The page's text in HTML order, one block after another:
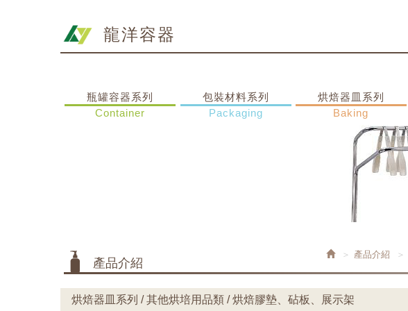
龍洋容器
瓶罐容器系列
Container
包裝材料系列
Packaging
烘焙器皿系列
Baking
產品介紹
產品介紹
烘焙器皿系列 / 其他烘培用品類 / 烘焙膠墊、砧板、展示架